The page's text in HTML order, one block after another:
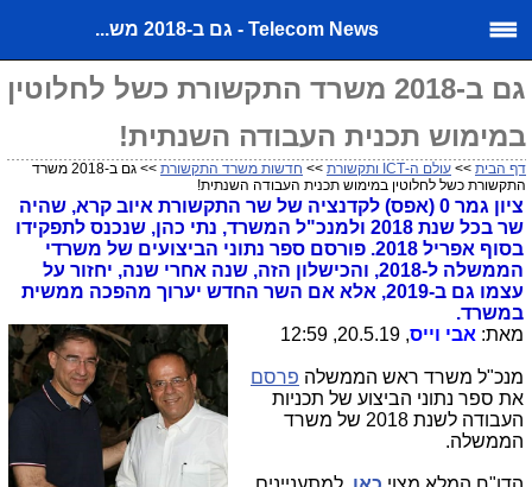
Telecom News - גם ב-2018 מש...
גם ב-2018 משרד התקשורת כשל לחלוטין
במימוש תכנית העבודה השנתית!
דף הבית >> עולם ה-ICT ותקשורת >> חדשות משרד התקשורת
>> גם ב-2018 משרד
התקשורת כשל לחלוטין במימוש תכנית העבודה השנתית!
ציון גמר 0 (אפס) לקדנציה של שר התקשורת איוב קרא, שהיה
שר בכל שנת 2018 ולמנכ"ל המשרד, נתי כהן, שנכנס לתפקידו
בסוף אפריל 2018. פורסם ספר נתוני הביצועים של משרדי
הממשלה ל-2018, והכישלון הזה, שנה אחרי שנה, יחזור על
עצמו גם ב-2019, אלא אם השר החדש יערוך מהפכה ממשית
במשרד.
מאת: אבי וייס, 20.5.19, 12:59
מנכ"ל משרד ראש הממשלה פרסם
את ספר נתוני הביצוע של תכניות
העבודה לשנת 2018 של משרד
הממשלה.